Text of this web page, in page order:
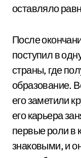
оставляло
После
поступил в
страны, где
образование.
его заметили
его карьера
первые роли в
знаковыми, и